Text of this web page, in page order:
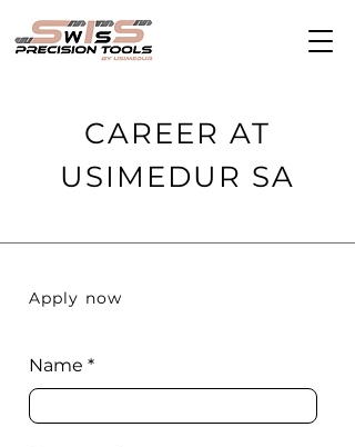
CAREER AT
USIMEDUR SA
Apply now
Name